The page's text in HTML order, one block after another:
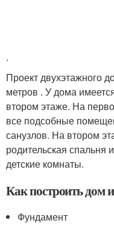
.
Проект двухэтажного
метров . У дома
втором этаже. На
все подсобные
санузлов. На втором
родительская спальня
детские комнаты.
Как построить дом
Фундамент